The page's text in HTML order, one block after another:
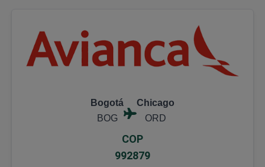
Bogotá
BOG
Chicago
ORD
COP
992879